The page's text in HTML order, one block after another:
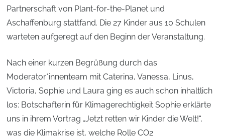
Partnerschaft von Plant-for-the-Planet und
Aschaffenburg stattfand. Die 27 Kinder aus 10 Schulen
warteten aufgeregt auf den Beginn der Veranstaltung.
Nach einer kurzen Begrüßung durch das
Moderator*innenteam mit Caterina, Vanessa, Linus,
Victoria, Sophie und Laura ging es auch schon inhaltlich
los: Botschafterin für Klimagerechtigkeit Sophie erklärte
uns in ihrem Vortrag „Jetzt retten wir Kinder die Welt!“,
was die Klimakrise ist, welche Rolle CO2